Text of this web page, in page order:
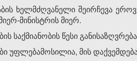
ხელმძღვანელი შეირჩევა
მინისტრის მიერ.
საქმიანობის წესი
უფლებამოსილია, მის